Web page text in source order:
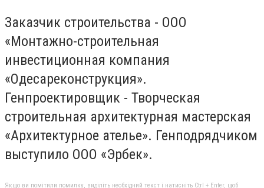
Заказчик строительства - ООО
«Монтажно-строительная
инвестиционная компания
«Одесареконструкция».
Генпроектировщик - Творческая
строительная архитектурная мастерская
«Архитектурное ателье». Генподрядчиком
выступило ООО «Эрбек».
Якщо ви помітили помилку, виділіть необхідний текст і натисніть Ctrl + Enter, щоб